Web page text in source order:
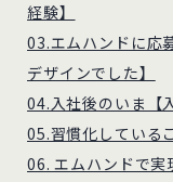
経験】
03.エムハンドに応
デザインでした】
04.入社後のいま【
05.習慣化している
06. エムハンドで実